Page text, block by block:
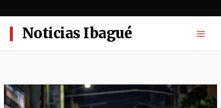
al
contenidoNoticias Ibagué